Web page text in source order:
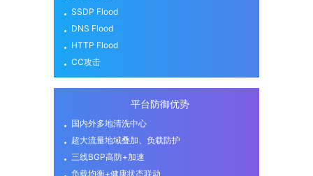
SSDP Flood
DNS Flood
HTTP Flood
CC攻击
平台防御优势
国内外多地清洗中心
超大流量地域叠加、负载防护
三线BGP高防+加速
负载均衡+健康状态联动